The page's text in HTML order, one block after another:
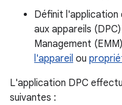
Définit l'application
aux appareils
Management
l'appareil ou
L'application DPC
suivantes :